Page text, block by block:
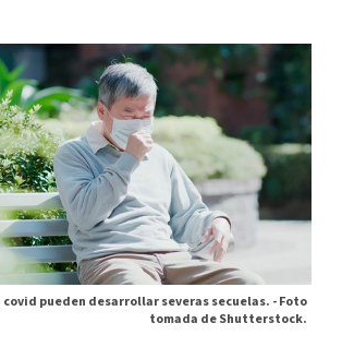
covid pueden desarrollar severas secuelas. -Foto
tomada de Shutterstock.